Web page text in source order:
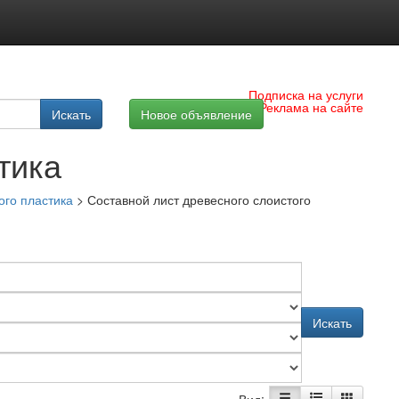
Подписка на услуги
Реклама на сайте
Искать Новое объявление
пластика> Составной лист древесного слоистого
Искать